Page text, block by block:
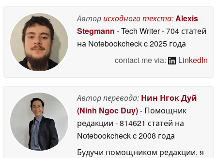
Авторисходного текста: Alexis
Stegmann - Tech Writer- 704 статей
на Notebookcheckc 2025 года
contact me via:
LinkedIn
Автор перевода: Нин Нгок Дуй
(Ninh Ngoc Duy)- Помощник
редакции - 814621 статей на
Notebookcheckc 2008 года
Будучи помощником редакции, я